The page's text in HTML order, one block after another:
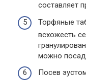
составляет
Торфяные
всхожесть
можно
Посев